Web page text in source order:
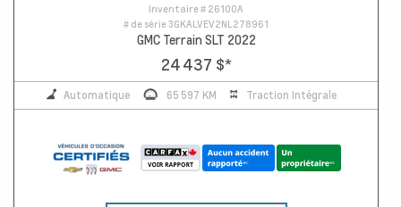
Inventaire # 26100A
# de série3GKALVEV2NL278961
GMC Terrain SLT 2022
24 437 $*
Automatique 65 597 KM Traction Intégrale